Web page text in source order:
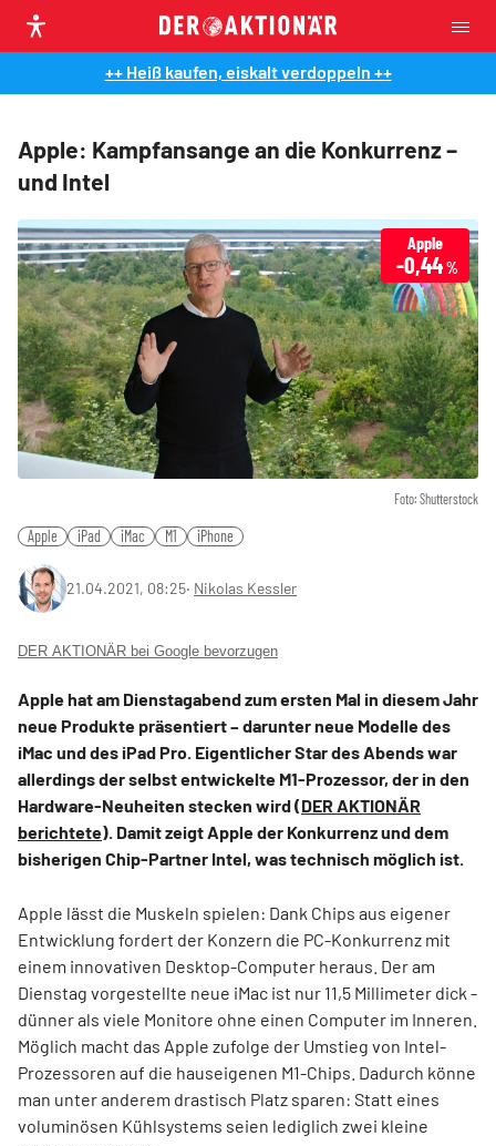
++ Heiß kaufen, eiskalt verdoppeln ++
Apple: Kampfansange an die Konkurrenz –
und Intel
Foto: Shutterstock
Apple
-0,44%
Apple iPad iMac M1 iPhone
21.04.2021, 08:25‧ Nikolas Kessler
DER AKTIONÄR bei Google bevorzugen
Apple hat am Dienstagabend zum ersten Mal in diesem Jahr
neue Produkte präsentiert – darunter neue Modelle des
iMac und des iPad Pro. Eigentlicher Star des Abends war
allerdings der selbst entwickelte M1-Prozessor, der in den
Hardware-Neuheiten stecken wird (DER AKTIONÄR
berichtete). Damit zeigt Apple der Konkurrenz und dem
bisherigen Chip-Partner Intel, was technisch möglich ist.
Apple lässt die Muskeln spielen: Dank Chips aus eigener
Entwicklung fordert der Konzern die PC-Konkurrenz mit
einem innovativen Desktop-Computer heraus. Der am
Dienstag vorgestellte neue iMac ist nur 11,5 Millimeter dick -
dünner als viele Monitore ohne einen Computer im Inneren.
Möglich macht das Apple zufolge der Umstieg von Intel-
Prozessoren auf die hauseigenen M1-Chips. Dadurch könne
man unter anderem drastisch Platz sparen: Statt eines
voluminösen Kühlsystems seien lediglich zwei kleine